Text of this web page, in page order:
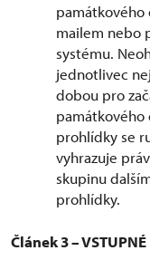
památkového
mailem nebo
systému.
jednotlivec
dobou pro
památkového
prohlídky se
vyhrazuje
skupinu
prohlídky.
Článek 3 – VSTUPNÉ